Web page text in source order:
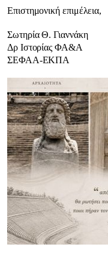
Επιστημονική επιμέλεια,
Σωτηρία Θ. Γιαννάκη
Δρ Ιστορίας ΦΑ&Α
ΣΕΦΑΑ-ΕΚΠΑ